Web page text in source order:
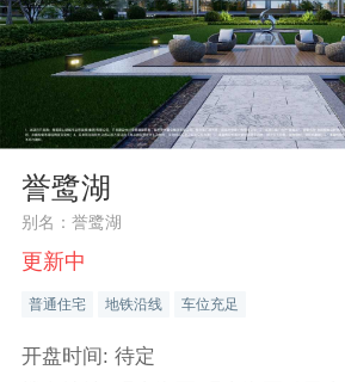
誉鹭湖
别名：誉鹭湖
更新中
普通住宅 地铁沿线 车位充足
开盘时间: 待定